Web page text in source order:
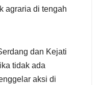
agraria di tengah
dan Kejati
tidak ada
aksi di